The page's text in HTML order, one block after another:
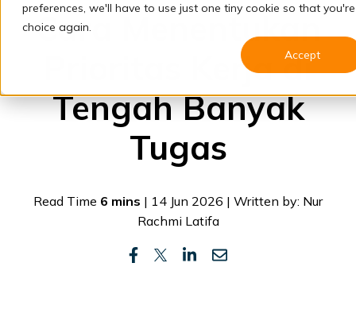
preferences, we'll have to use just one tiny cookie so that
choice again.
Accept
Resources Toggle
Konsultasi
Cara Menentukan
Prioritas Kerja di
Tengah Banyak
Tugas
Read Time 6 mins | 14 Jun 2026 | Written by: Nur
Rachmi Latifa